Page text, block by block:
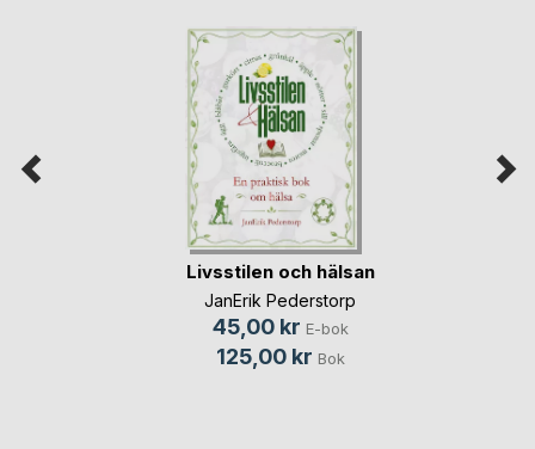
Livsstilen och hälsan
JanErik Pederstorp
45,00 kr E-bok
125,00 kr Bok